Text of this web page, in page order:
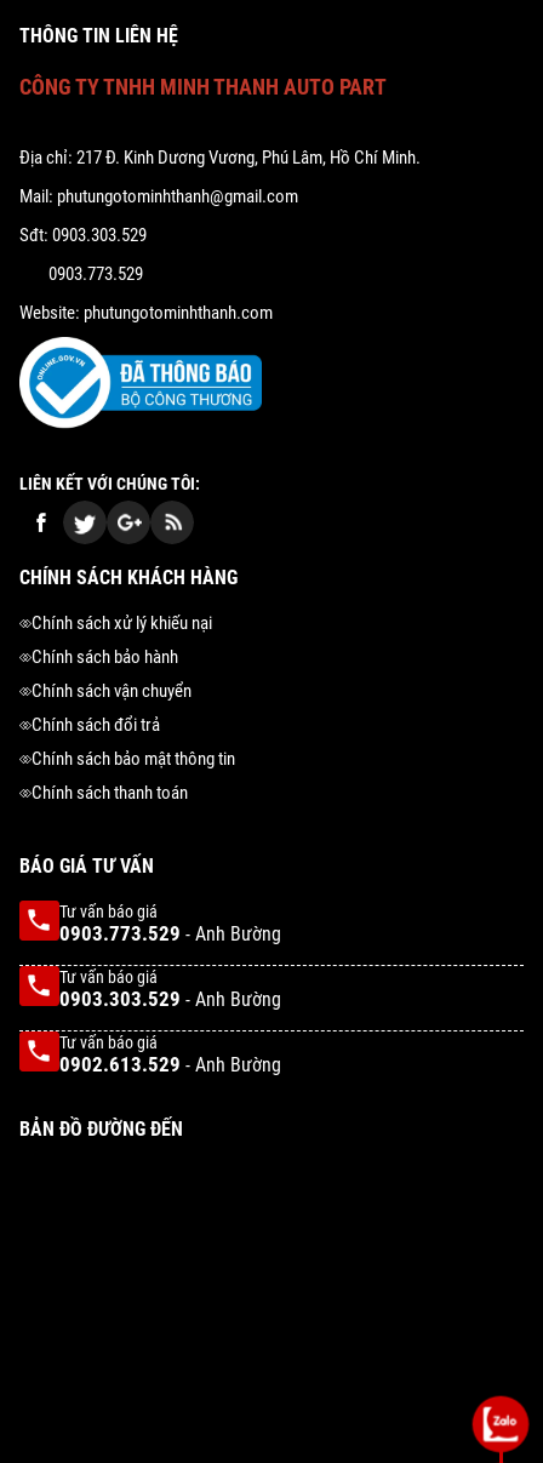
THÔNG TIN LIÊN HỆ
CÔNG TY TNHH MINH THANH AUTO PART
Địa chỉ: 217 Đ. Kinh Dương Vương, Phú Lâm, Hồ Chí Minh.
Mail: phutungotominhthanh@gmail.com
Sđt: 0903.303.529
0903.773.529
Website: phutungotominhthanh.com
LIÊN KẾT VỚI CHÚNG TÔI:
CHÍNH SÁCH KHÁCH HÀNG
Chính sách xử lý khiếu nại
Chính sách bảo hành
Chính sách vận chuyển
Chính sách đổi trả
Chính sách bảo mật thông tin
Chính sách thanh toán
BÁO GIÁ TƯ VẤN
Tư vấn báo giá
0903.773.529 - Anh Bường
Tư vấn báo giá
0903.303.529 - Anh Bường
Tư vấn báo giá
0902.613.529 - Anh Bường
BẢN ĐỒ ĐƯỜNG ĐẾN